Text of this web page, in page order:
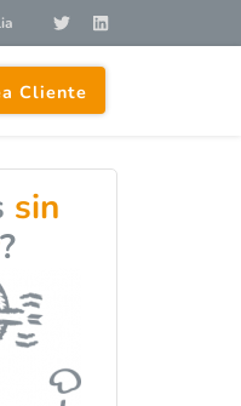
Cliente
sin
?